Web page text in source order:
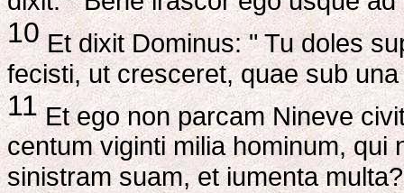
10Et dixit Dominus: " Tu doles
fecisti, ut cresceret, quae sub
11Et ego non parcam Nineve
centum viginti milia hominum,
sinistram suam, et iumenta